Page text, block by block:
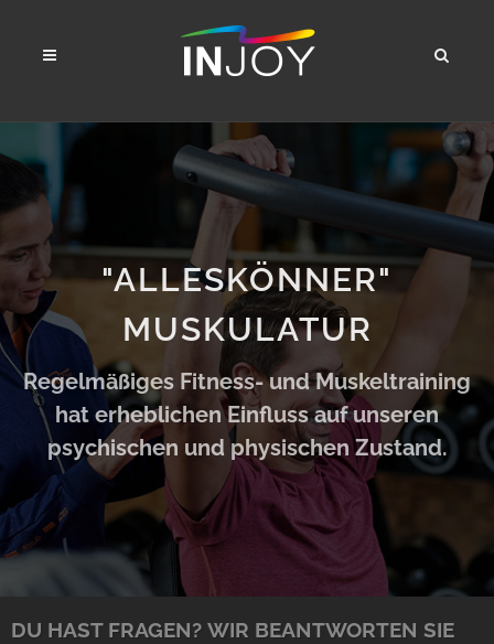
"ALLESKÖNNER"
MUSKULATUR
Regelmäßiges Fitness- und Muskeltraining
hat erheblichen Einfluss auf unseren
psychischen und physischen Zustand.
DU HAST FRAGEN? WIR BEANTWORTEN SIE